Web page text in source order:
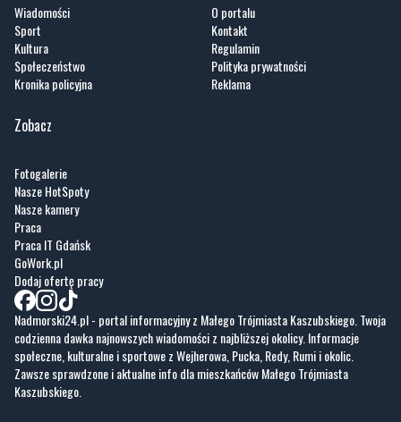
Wiadomości
Sport
Kultura
Społeczeństwo
Kronika policyjna
O portalu
Kontakt
Regulamin
Polityka prywatności
Reklama
Zobacz
Fotogalerie
Nasze HotSpoty
Nasze kamery
Praca
Praca IT Gdańsk
GoWork.pl
Dodaj ofertę pracy
Nadmorski24.pl - portal informacyjny z Małego Trójmiasta Kaszubskiego. Twoja
codzienna dawka najnowszych wiadomości z najbliższej okolicy. Informacje
społeczne, kulturalne i sportowe z Wejherowa, Pucka, Redy, Rumi i okolic.
Zawsze sprawdzone i aktualne info dla mieszkańców Małego Trójmiasta
Kaszubskiego.